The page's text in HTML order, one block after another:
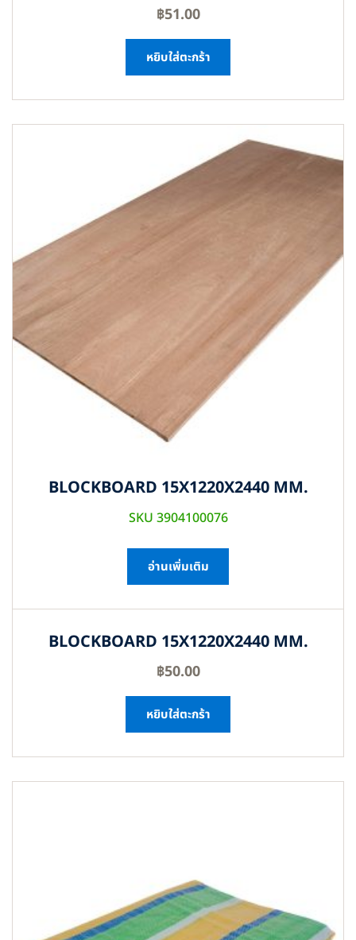
฿51.00
หยิบใส่ตะกร้า
BLOCKBOARD 15X1220X2440 MM.
SKU 3904100076
อ่านเพิ่มเติม
BLOCKBOARD 15X1220X2440 MM.
฿50.00
หยิบใส่ตะกร้า